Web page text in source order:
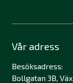
Vår adress
Besöksadress:
Bollgatan 3B,